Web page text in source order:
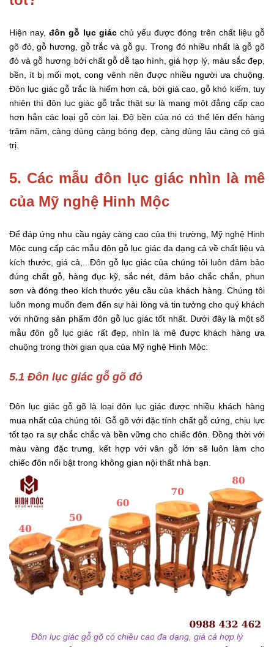
Hiện nay,đôn gỗ lục giácchủ yếu được đóng trên chất liệu gỗ
gõ đỏ, gỗ hương, gỗ trắc và gỗ gụ. Trong đó nhiều nhất là gỗ gõ
đỏ và gỗ hương bởi chất gỗ dễ tạo hình, giá hợp lý, màu sắc đẹp,
bền, ít bị mối mọt, cong vênh nên được nhiều người ưa chuộng.
Đôn lục giác gỗ trắc là hiếm hơn cả, bởi giá cao, gỗ khó kiếm, tuy
nhiên thì đôn lục giác gỗ trắc thật sự là mang một đẳng cấp cao
hơn hẳn các loại gỗ còn lại. Độ bền của nó có thể lên đến hàng
trăm năm, càng dùng càng bóng đẹp, càng dùng lâu càng có giá
trị.
5. Các mẫu đôn lục giác nhìn là mê
của Mỹ nghệ Hinh Mộc
Để đáp ứng nhu cầu ngày càng cao của thị trường, Mỹ nghệ Hinh
Mộc cung cấp các mẫu đôn gỗ lục giác đa dạng cả về chất liệu và
kích thước, giá cả,...Đôn gỗ lục giác của chúng tôi luôn đảm bảo
đúng chất gỗ, hàng đục kỹ, sắc nét, đảm bảo chắc chắn, phun
sơn và đóng theo kích thước yêu cầu của khách hàng. Chúng tôi
luôn mong muốn đem đến sự hài lòng và tin tưởng cho quý khách
với những sản phẩm đôn gỗ lục giác tốt nhất. Dưới đây là một số
mẫu đôn gỗ lục giác rất đẹp, nhìn là mê được khách hàng ưa
chuộng trong thời gian qua của Mỹ nghệ Hinh Mộc:
5.1 Đôn lục giác gỗ gõ đỏ
Đôn lục giác gỗ gõ là loại đôn lục giác được nhiều khách hàng
mua nhất của chúng tôi. Gỗ gõ với đặc tính chất gỗ cứng, chịu lực
tốt tạo ra sự chắc chắc và bền vững cho chiếc đôn. Đồng thời với
màu vàng đặc trưng, kết hợp với vân gỗ lớn sẽ luôn làm cho
chiếc đôn nổi bật trong không gian nội thất nhà bạn.
Đôn lục giác gỗ gõ có chiều cao đa dạng, giá cả hợp lý